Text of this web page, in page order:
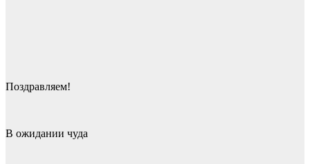
Поздравляем!
В ожидании чуда